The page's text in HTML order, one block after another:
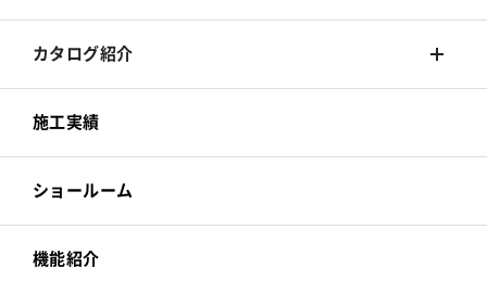
壁装材
カーテン
床材
カーペット
カタログ紹介
壁装材
カーテン
床材
施工実績
ショールーム
機能紹介